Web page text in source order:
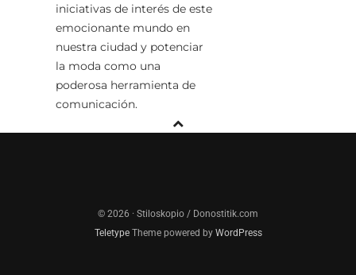
iniciativas de interés de este
emocionante mundo en
nuestra ciudad y potenciar
la moda como una
poderosa herramienta de
comunicación.
© 2026 · Stiloskopio / Donostitik.com
TeletypeTheme powered by WordPress